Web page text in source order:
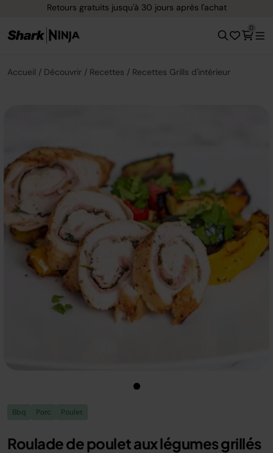
Retours gratuits jusqu'à 30 jours après l'achat
0
Accueil Découvrir Recettes Recettes Grills d'intérieur
Bbq Porc Poulet
Roulade de poulet aux légumes grillés